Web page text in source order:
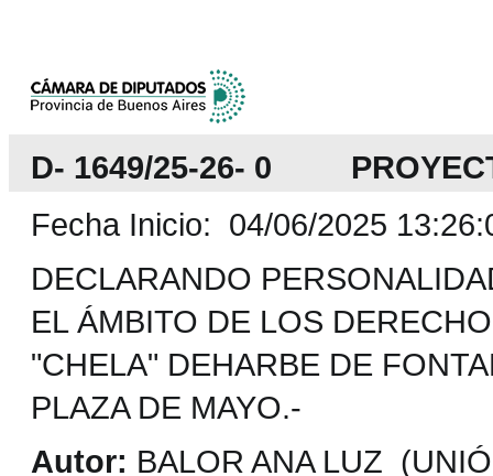
D- 1649/25-26- 0
Fecha Inicio: 04/06/2025
DECLARANDO
EL ÁMBITO DE LOS
"CHELA" DEHARBE DE
PLAZA DE MAYO.-
Autor: BALOR ANA LUZ